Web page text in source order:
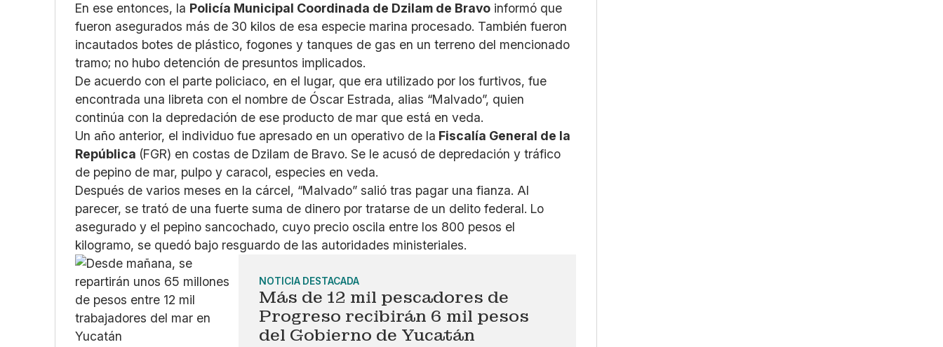
En ese entonces, la Policía Municipal Coordinada de Dzilam de Bravo informó que
fueron asegurados más de 30 kilos de esa especie marina procesado. También fueron
incautados botes de plástico, fogones y tanques de gas en un terreno del mencionado
tramo; no hubo detención de presuntos implicados.
De acuerdo con el parte policiaco, en el lugar, que era utilizado por los furtivos, fue
encontrada una libreta con el nombre de Óscar Estrada, alias “Malvado”, quien
continúa con la depredación de ese producto de mar que está en veda.
Un año anterior, el individuo fue apresado en un operativo de la Fiscalía General de la
República (FGR) en costas de Dzilam de Bravo. Se le acusó de depredación y tráfico
de pepino de mar, pulpo y caracol, especies en veda.
Después de varios meses en la cárcel, “Malvado” salió tras pagar una fianza. Al
parecer, se trató de una fuerte suma de dinero por tratarse de un delito federal. Lo
asegurado y el pepino sancochado, cuyo precio oscila entre los 800 pesos el
kilogramo, se quedó bajo resguardo de las autoridades ministeriales.
NOTICIA DESTACADA
Más de 12 mil pescadores de
Progreso recibirán 6 mil pesos
del Gobierno de Yucatán